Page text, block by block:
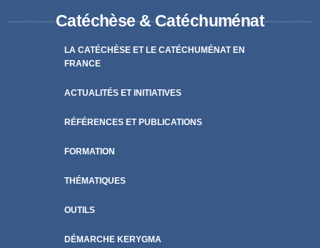
Catéchèse & Catéchuménat
LA CATÉCHÈSE ET LE CATÉCHUMÉNAT EN
FRANCE
ACTUALITÉS ET INITIATIVES
RÉFÉRENCES ET PUBLICATIONS
FORMATION
THÉMATIQUES
OUTILS
DÉMARCHE KERYGMA